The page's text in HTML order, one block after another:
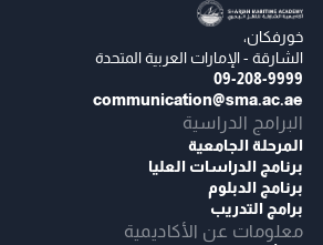
خورفكان،
الشارقة - الإمارات العربية المتحدة
09-208-9999
communication@sma.ac.ae
البرامج الدراسية
المرحلة الجامعية
برنامج الدراسات العليا
برنامج الدبلوم
برامج التدريب
معلومات عن الأكاديمية